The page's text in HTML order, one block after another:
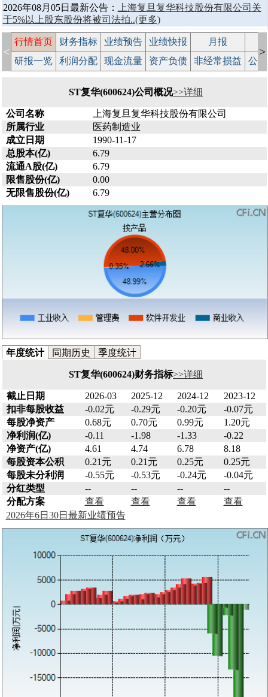
2026年08月05日最新公告：
上海复旦复华科技股份有限公司关
于5%以上股东股份将被司法拍..(更多)
<
行情首页 财务指标 业绩预告 业绩快报 月报
研报一览
利润分配 现金流量 资产负债 非经常损益 公
>
ST复华(600624)公司概况>>详细
公司名称
上海复旦复华科技股份有限公司
所属行业
医药制造业
成立日期
1990-11-17
总股本(亿)
6.79
流通A股(亿)
6.79
限售股份(亿)
0.00
无限售股份(亿)
6.79
年度统计 同期历史 季度统计
ST复华(600624)财务指标>>详细
截止日期 2026-03 2025-12 2024-12
2023-12
扣非每股收益
-0.02元 -0.29元 -0.20元
-0.07元
每股净资产
0.68元 0.70元 0.99元
1.20元
净利润(亿)
-0.11 -1.98 -1.33
-0.22
净资产(亿)
4.61 4.74 6.78
8.18
每股资本公积
0.21元 0.21元 0.25元
0.25元
每股未分利润
-0.55元 -0.53元 -0.24元
-0.04元
分红类型
-- -- --
--
分配方案
查看 查看 查看
查看
2026年6日30日最新业绩预告